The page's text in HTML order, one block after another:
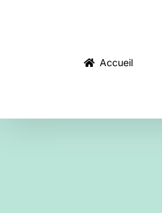
Accueil